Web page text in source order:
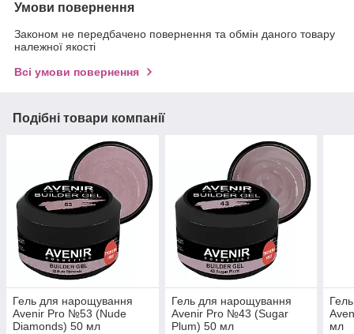
Умови повернення
Законом не передбачено повернення та обмін даного товару
належної якості
Всі умови повернення
Подібні товари компанії
Гель для нарощування
Avenir Pro №53 (Nude
Diamonds) 50 мл
Гель для нарощування
Avenir Pro №43 (Sugar
Plum) 50 мл
мл